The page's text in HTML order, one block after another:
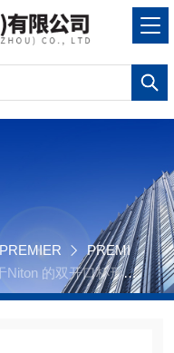
PREMIER
PREMI
Niton 的双开口杯形环